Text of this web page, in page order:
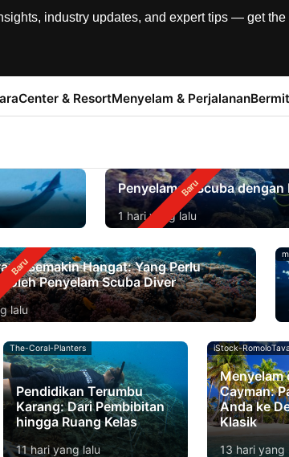
industry updates, and expert tips — get the
Center & ResortMenyelam & Perjalanan
Penyelaman Scuba
1 hari yang lalu
Semakin Hangat: Yang Perlu
oleh Penyelam Scuba Diver
lalu
The-Coral-Planters
Pendidikan Terumbu
Karang: Dari Pembibitan
hingga Ruang Kelas
11 hari yang lalu
iStock-
Menyelam
Cayman:
Anda ke
Klasik
13 hari yang